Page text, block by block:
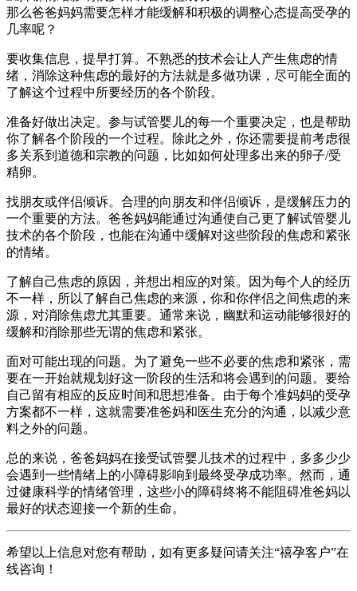
那么爸爸妈妈需要怎样才能缓解和积极的调整心态提高受孕的
几率呢？
要收集信息，提早打算。不熟悉的技术会让人产生焦虑的情
绪，消除这种焦虑的最好的方法就是多做功课，尽可能全面的
了解这个过程中所要经历的各个阶段。
准备好做出决定。参与试管婴儿的每一个重要决定，也是帮助
你了解各个阶段的一个过程。除此之外，你还需要提前考虑很
多关系到道德和宗教的问题，比如如何处理多出来的卵子/受
精卵。
找朋友或伴侣倾诉。合理的向朋友和伴侣倾诉，是缓解压力的
一个重要的方法。爸爸妈妈能通过沟通使自己更了解试管婴儿
技术的各个阶段，也能在沟通中缓解对这些阶段的焦虑和紧张
的情绪。
了解自己焦虑的原因，并想出相应的对策。因为每个人的经历
不一样，所以了解自己焦虑的来源，你和你伴侣之间焦虑的来
源，对消除焦虑尤其重要。通常来说，幽默和运动能够很好的
缓解和消除那些无谓的焦虑和紧张。
面对可能出现的问题。为了避免一些不必要的焦虑和紧张，需
要在一开始就规划好这一阶段的生活和将会遇到的问题。要给
自己留有相应的反应时间和思想准备。由于每个准妈妈的受孕
方案都不一样，这就需要准爸妈和医生充分的沟通，以减少意
料之外的问题。
总的来说，爸爸妈妈在接受试管婴儿技术的过程中，多多少少
会遇到一些情绪上的小障碍影响到最终受孕成功率。然而，通
过健康科学的情绪管理，这些小的障碍终将不能阻碍准爸妈以
最好的状态迎接一个新的生命。
希望以上信息对您有帮助，如有更多疑问请关注“禧孕客户”在
线咨询！